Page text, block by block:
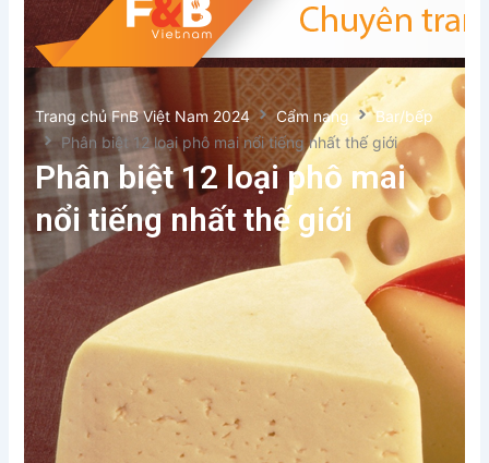
Trang chủ FnB Việt Nam 2024 Cẩm nang
Bar/bếp
Phân biệt 12 loại phô mai nổi tiếng nhất thế giới
Phân biệt 12 loại phô mai
nổi tiếng nhất thế giới